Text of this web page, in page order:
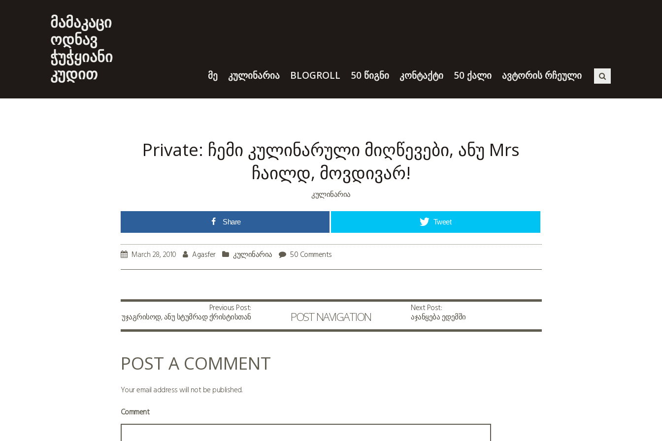
მამაკაცი
ოდნავ
ჭუჭყიანი
კუდით
ᲛᲔ ᲙᲣᲚᲘᲜᲐᲠᲘᲐ BLOGROLL 50 ᲬᲘᲒᲜᲘ ᲙᲝᲜᲢᲐᲥᲢᲘ 50 ᲥᲐᲚᲘ ᲐᲕᲢᲝᲠᲘᲡ ᲠᲩᲔᲣᲚᲘ
Private: ჩემი კულინარული მიღწევები, ანუ Mrs
ჩაილდ, მოვდივარ!
ᲙᲣᲚᲘᲜᲐᲠᲘᲐ
Share Tweet
March 28, 2010 Agasfer კულინარია 50 Comments
POST NAVIGATION
Previous Post:
უჯაგრისოდ, ანუ სტუმრად ქრისტისთან
Next Post:
აჯანყება ედემში
POST A COMMENT
Your email address will not be published.
Comment